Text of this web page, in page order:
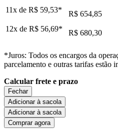
11x de R$ 59,53*
R$ 654,85
12x de R$ 56,69* R$ 680,30
*Juros: Todos os encargos da
parcelamento e outras tarifas estão
Calcular frete e prazo
Fechar
Adicionar à sacola
Adicionar à sacola
Comprar agora